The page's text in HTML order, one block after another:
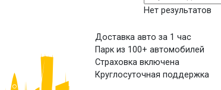
Нет результатов
Доставка авто за 1 час
Парк из 100+ автомобилей
Страховка включена
Круглосуточная поддержка